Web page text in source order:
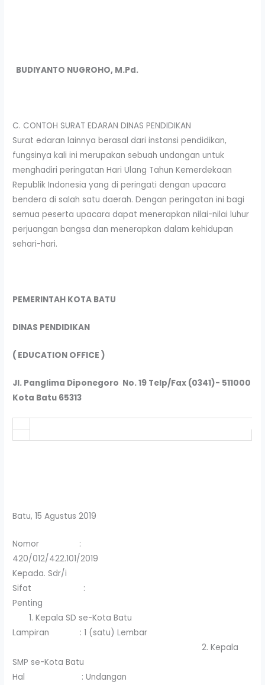
BUDIYANTO NUGROHO, M.Pd.
C. CONTOH SURAT EDARAN DINAS PENDIDIKAN
Surat edaran lainnya berasal dari instansi pendidikan,
fungsinya kali ini merupakan sebuah undangan untuk
menghadiri peringatan Hari Ulang Tahun Kemerdekaan
Republik Indonesia yang di peringati dengan upacara
bendera di salah satu daerah. Dengan peringatan ini bagi
semua peserta upacara dapat menerapkan nilai-nilai luhur
perjuangan bangsa dan menerapkan dalam kehidupan
sehari-hari.
PEMERINTAH KOTA BATU
DINAS PENDIDIKAN
( EDUCATION OFFICE )
Jl. Panglima Diponegoro No. 19 Telp/Fax (0341)- 511000
Kota Batu 65313
Batu, 15 Agustus 2019
Nomor :
420/012/422.101/2019
Kepada. Sdr/i
Sifat :
Penting
1. Kepala SD se-Kota Batu
Lampiran : 1 (satu) Lembar
2. Kepala
SMP se-Kota Batu
Hal : Undangan